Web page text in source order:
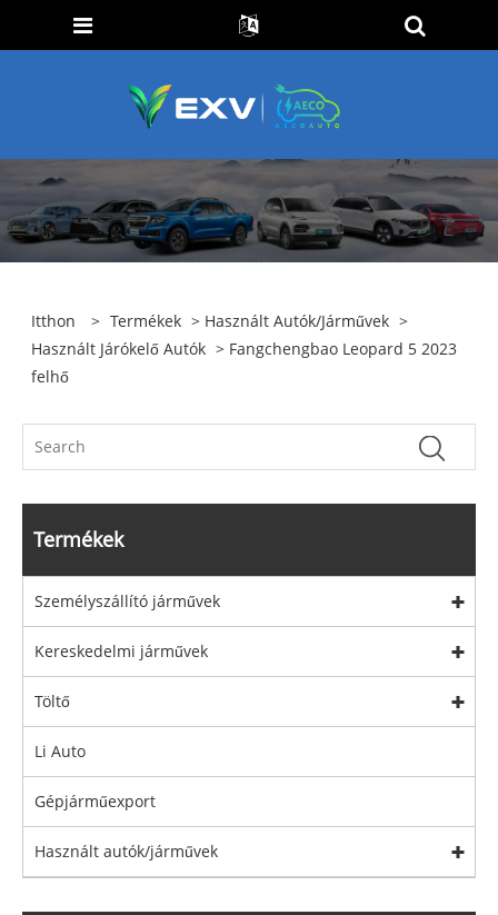
Itthon > Termékek > Használt Autók/járművek >
Használt Járókelő Autók > Fangchengbao Leopard 5 2023
felhő
Termékek
Személyszállító járművek
Kereskedelmi járművek
Töltő
Li Auto
Gépjárműexport
Használt autók/járművek